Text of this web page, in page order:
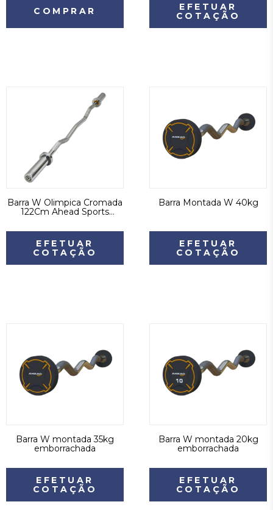
COMPRAR
EFETUAR
COTAÇÃO
Barra W Olimpica Cromada
122Cm Ahead Sports
EFETUAR
COTAÇÃO
Barra Montada W 40kg
EFETUAR
COTAÇÃO
Barra W montada 35kg
emborrachada
EFETUAR
COTAÇÃO
Barra W montada 20kg
emborrachada
EFETUAR
COTAÇÃO